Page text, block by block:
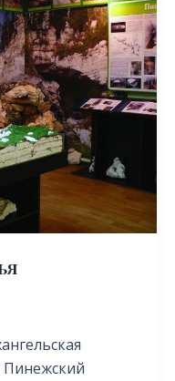
Пинежский